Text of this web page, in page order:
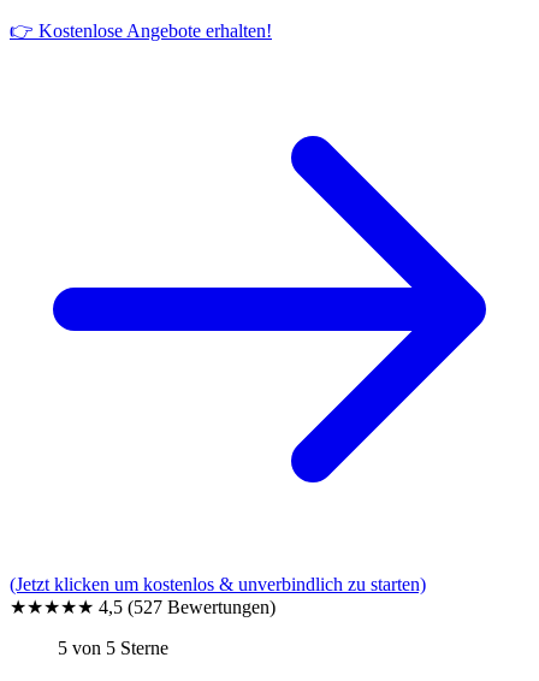
👉 Kostenlose Angebote erhalten!
(Jetzt klicken um kostenlos & unverbindlich zu starten)
★★★★★ 4,5 (527 Bewertungen)
5 von 5 Sterne